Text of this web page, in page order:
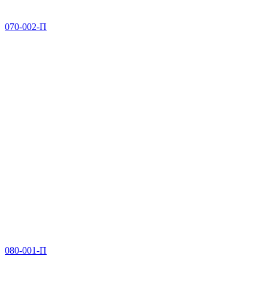
070-002-П
080-001-П